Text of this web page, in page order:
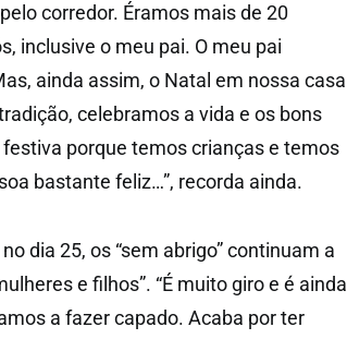
corredor. Éramos mais de 20
inclusive o meu pai. O meu pai
ainda assim, o Natal em nossa casa
celebramos a vida e os bons
porque temos crianças e temos
bastante feliz…”, recorda ainda.
dia 25, os “sem abrigo” continuam a
e filhos”. “É muito giro e é ainda
a fazer capado. Acaba por ter